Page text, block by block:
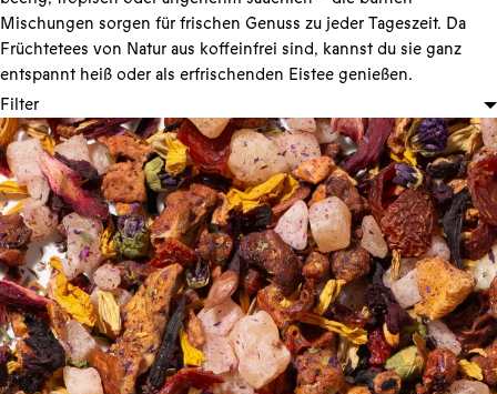
Mischungen sorgen für frischen Genuss zu jeder Tageszeit. Da
Früchtetees von Natur aus koffeinfrei sind, kannst du sie ganz
entspannt heiß oder als erfrischenden Eistee genießen.
Filter